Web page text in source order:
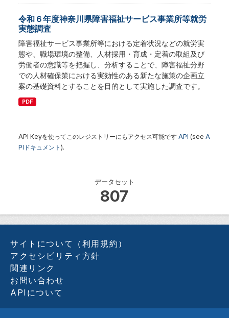
データセット
807
令和６年度神奈川県障害福祉サービス事業所等就労
実態調査
障害福祉サービス事業所等における定着状況などの就労実
態や、職場環境の整備、人材採用・育成・定着の取組及び
労働者の意識等を把握し、分析することで、障害福祉分野
での人材確保策における実効性のある新たな施策の企画立
案の基礎資料とすることを目的として実施した調査です。
PDF
API Keyを使ってこのレジストリーにもアクセス可能です API (see A
PIドキュメント ).
サイトについて（利用規約）
アクセシビリティ方針
関連リンク
お問い合わせ
APIについて